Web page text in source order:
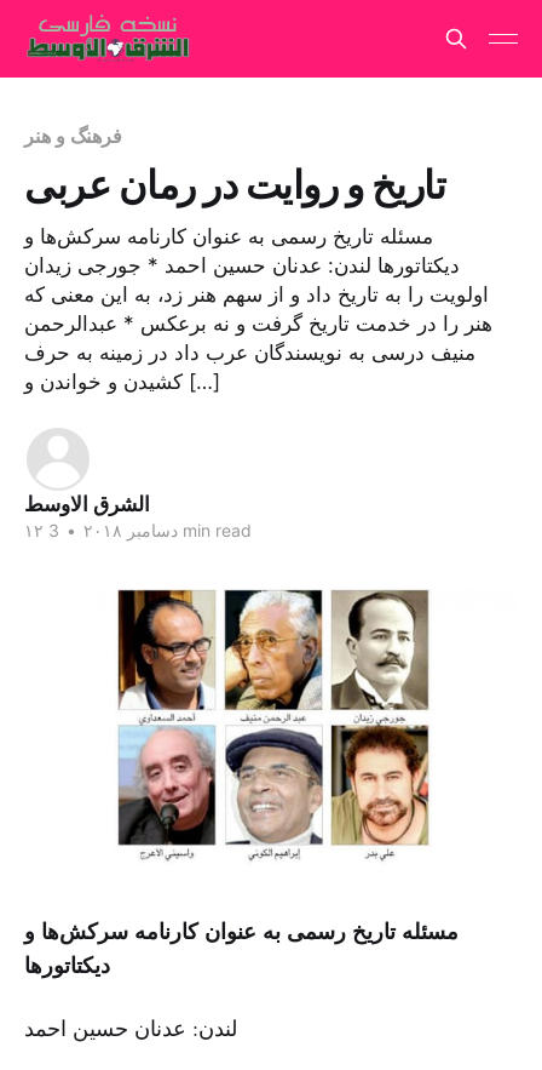
فرهنگ و هنر
تاریخ و روایت در رمان عربی
مسئله تاریخ رسمی به عنوان کارنامه سرکش‌ها و
دیکتاتورها لندن: عدنان حسین احمد * جورجی زیدان
اولویت را به تاریخ داد و از سهم هنر زد، به این معنی که
هنر را در خدمت تاریخ گرفت و نه برعکس * عبدالرحمن
منیف درسی به نویسندگان عرب داد در زمینه به حرف
کشیدن و خواندن و […]
الشرق الاوسط
۱۲ دسامبر ۲۰۱۸ • 3 min read
مسئله تاریخ رسمی به عنوان کارنامه سرکش‌ها و
دیکتاتورها
لندن: عدنان حسین احمد